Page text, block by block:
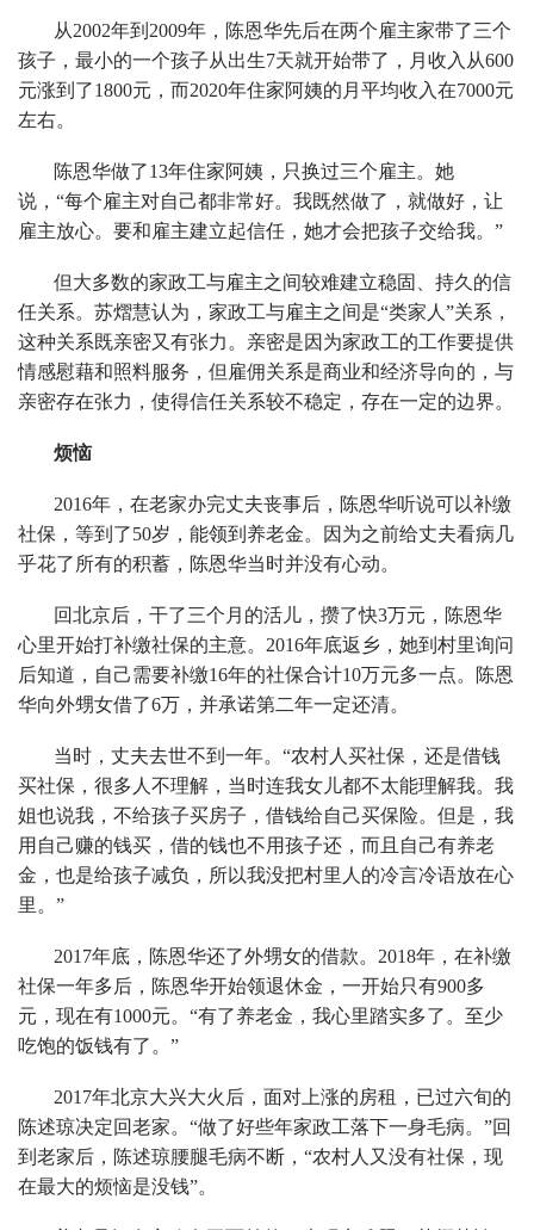
从2002年到2009年，陈恩华先后在两个雇主家带了三个
孩子，最小的一个孩子从出生7天就开始带了，月收入从600
元涨到了1800元，而2020年住家阿姨的月平均收入在7000元
左右。
陈恩华做了13年住家阿姨，只换过三个雇主。她
说，“每个雇主对自己都非常好。我既然做了，就做好，让
雇主放心。要和雇主建立起信任，她才会把孩子交给我。”
但大多数的家政工与雇主之间较难建立稳固、持久的信
任关系。苏熠慧认为，家政工与雇主之间是“类家人”关系，
这种关系既亲密又有张力。亲密是因为家政工的工作要提供
情感慰藉和照料服务，但雇佣关系是商业和经济导向的，与
亲密存在张力，使得信任关系较不稳定，存在一定的边界。
烦恼
2016年，在老家办完丈夫丧事后，陈恩华听说可以补缴
社保，等到了50岁，能领到养老金。因为之前给丈夫看病几
乎花了所有的积蓄，陈恩华当时并没有心动。
回北京后，干了三个月的活儿，攒了快3万元，陈恩华
心里开始打补缴社保的主意。2016年底返乡，她到村里询问
后知道，自己需要补缴16年的社保合计10万元多一点。陈恩
华向外甥女借了6万，并承诺第二年一定还清。
当时，丈夫去世不到一年。“农村人买社保，还是借钱
买社保，很多人不理解，当时连我女儿都不太能理解我。我
姐也说我，不给孩子买房子，借钱给自己买保险。但是，我
用自己赚的钱买，借的钱也不用孩子还，而且自己有养老
金，也是给孩子减负，所以我没把村里人的冷言冷语放在心
里。”
2017年底，陈恩华还了外甥女的借款。2018年，在补缴
社保一年多后，陈恩华开始领退休金，一开始只有900多
元，现在有1000元。“有了养老金，我心里踏实多了。至少
吃饱的饭钱有了。”
2017年北京大兴大火后，面对上涨的房租，已过六旬的
陈述琼决定回老家。“做了好些年家政工落下一身毛病。”回
到老家后，陈述琼腰腿毛病不断，“农村人又没有社保，现
在最大的烦恼是没钱”。